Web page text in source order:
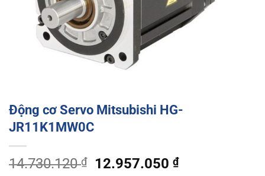
Động cơ Servo Mitsubishi HG-
JR11K1MW0C
14.730.120₫
Original
12.957.050₫Current